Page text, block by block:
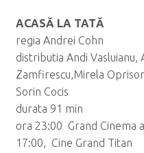
ACASĂ LA TATĂ
regia Andrei Cohn
distributia Andi
Zamfirescu,Mirela
Sorin Cocis
durata 91 min
ora 23:00 Grand Cinema
17:00, Cine Grand Titan